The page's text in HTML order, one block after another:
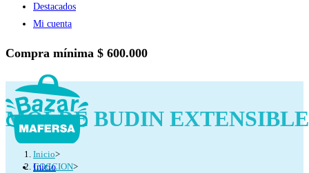
Destacados
Mi cuenta
Compra mínima $ 600.000
Inicio
MOLDE BUDIN
Inicio>
COCCION>